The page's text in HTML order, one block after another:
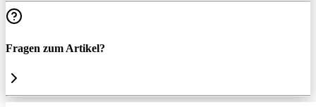
Fragen zum Artikel?